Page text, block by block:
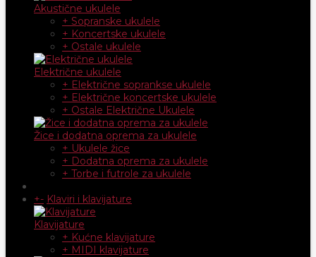
Akustične ukulele
+ Sopranske ukulele
+ Koncertske ukulele
+ Ostale ukulele
Električne ukulele
+ Električne soprankse ukulele
+ Električne koncertske ukulele
+ Ostale Električne Ukulele
Žice i dodatna oprema za ukulele
+ Ukulele žice
+ Dodatna oprema za ukulele
+ Torbe i futrole za ukulele
+- Klaviri i klavijature
Klavijature
+ Kućne klavijature
+ MIDI klavijature